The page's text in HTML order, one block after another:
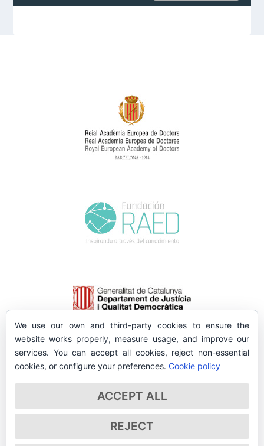
We use our own and third-party cookies to ensure the
website works properly, measure usage, and improve our
services. You can accept all cookies, reject non-essential
cookies, or configure your preferences. Cookie policy
ACCEPT ALL
REJECT